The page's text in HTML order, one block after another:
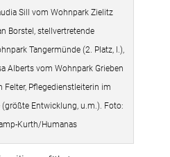
Sill vom Wohnpark Zielitz
Borstel, stellvertretende
Tangermünde (2. Platz, l.),
Alberts vom Wohnpark Grieben
Felter, Pflegedienstleiterin im
Entwicklung, u.m.). Foto:
Kurth/Humanas